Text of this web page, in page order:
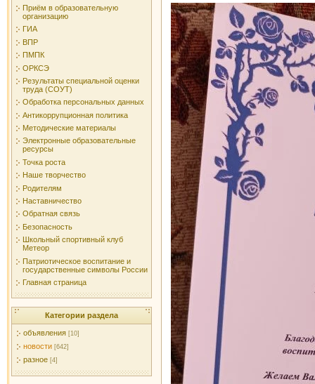
Приём в образовательную
организацию
ГИА
ВПР
ПМПК
ОРКСЭ
Результаты специальной оценки
труда (СОУТ)
Обработка персональных данных
Антикоррупционная политика
Методические материалы
Электронные образовательные
ресурсы
Точка роста
Наше творчество
Родителям
Наставничество
Обратная связь
Безопасность
Школьный спортивный клуб
Метеор
Патриотическое воспитание и
государственные символы России
Главная страница
Категории раздела
объявления [10]
новости [642]
разное [4]